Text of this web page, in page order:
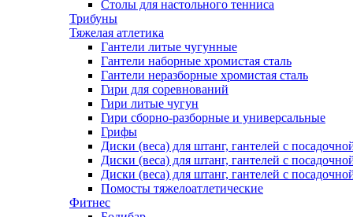
Столы для настольного тенниса
Трибуны
Тяжелая атлетика
Гантели литые чугунные
Гантели наборные хромистая сталь
Гантели неразборные хромистая сталь
Гири для соревнований
Гири литые чугун
Гири сборно-разборные и универсальные
Грифы
Диски (веса) для штанг, гантелей с
Диски (веса) для штанг, гантелей с
Диски (веса) для штанг, гантелей с
Помосты тяжелоатлетические
Фитнес